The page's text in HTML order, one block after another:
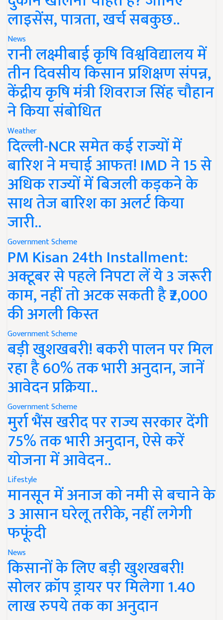
लाइसेंस, पात्रता, खर्च सबकुछ..
News
रानी लक्ष्मीबाई कृषि विश्वविद्यालय में
तीन दिवसीय किसान प्रशिक्षण संपन्न,
केंद्रीय कृषि मंत्री शिवराज सिंह चौहान
ने किया संबोधित
Weather
दिल्ली-NCR समेत कई राज्यों में
बारिश ने मचाई आफत! IMD ने 15 से
अधिक राज्यों में बिजली कड़कने के
साथ तेज बारिश का अलर्ट किया
जारी..
Government Scheme
PM Kisan 24th Installment:
अक्टूबर से पहले निपटा लें ये 3 जरूरी
काम, नहीं तो अटक सकती है ₹2,000
की अगली किस्त
Government Scheme
बड़ी खुशखबरी! बकरी पालन पर मिल
रहा है 60% तक भारी अनुदान, जानें
आवेदन प्रक्रिया..
Government Scheme
मुर्रा भैंस खरीद पर राज्य सरकार देंगी
75% तक भारी अनुदान, ऐसे करें
योजना में आवेदन..
Lifestyle
मानसून में अनाज को नमी से बचाने के
3 आसान घरेलू तरीके, नहीं लगेगी
फफूंदी
News
किसानों के लिए बड़ी खुशखबरी!
सोलर क्रॉप ड्रायर पर मिलेगा 1.40
लाख रुपये तक का अनुदान